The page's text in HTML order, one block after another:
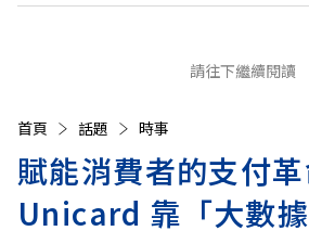
請往下繼續閱讀
首頁 話題 時事
賦能消費者的支付
Unicard 靠「大數